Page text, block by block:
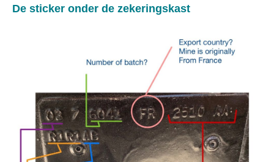
De sticker onder de zekeringskast